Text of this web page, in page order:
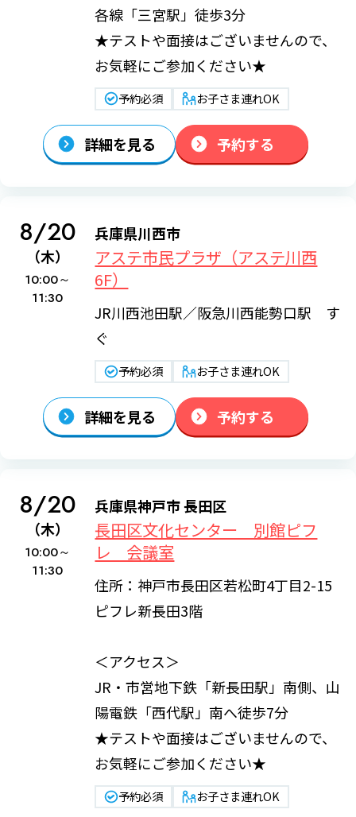
各線「三宮駅」徒歩3分
★テストや面接はございませんので、
お気軽にご参加ください★
予約必須 お子さま連れOK
詳細を見る 予約する
8/20
（木）
10:00～
11:30
兵庫県川西市
アステ市民プラザ（アステ川西
6F）
JR川西池田駅／阪急川西能勢口駅 す
ぐ
予約必須 お子さま連れOK
詳細を見る 予約する
8/20
（木）
10:00～
11:30
兵庫県神戸市 長田区
長田区文化センター 別館ピフ
レ 会議室
住所：神戸市長田区若松町4丁目2-15
ピフレ新長田3階
＜アクセス＞
JR・市営地下鉄「新長田駅」南側、山
陽電鉄「西代駅」南へ徒歩7分
★テストや面接はございませんので、
お気軽にご参加ください★
予約必須 お子さま連れOK